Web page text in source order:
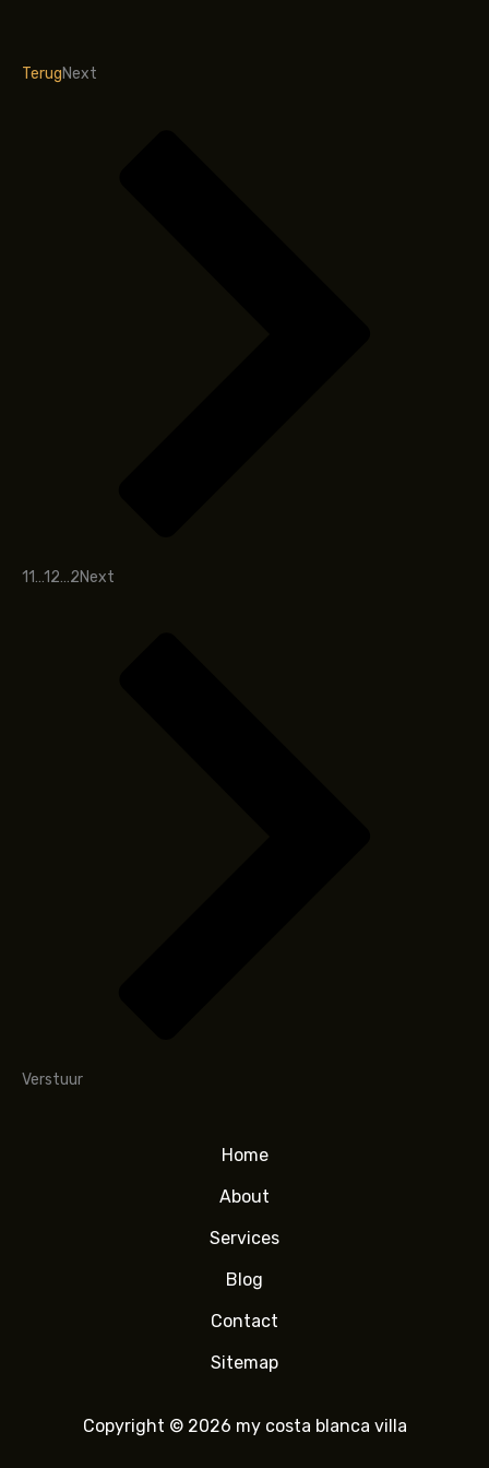
TerugNext
11…12…2Next
Verstuur
Home
About
Services
Blog
Contact
Sitemap
Copyright © 2026 my costa blanca villa